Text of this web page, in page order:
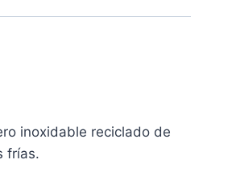
inoxidable reciclado de
frías.